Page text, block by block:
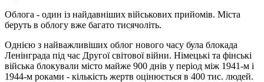
Облога - один із найдавніших військових прийомів. Міста
беруть в облогу вже багато тисячоліть.
Однією з найважливіших облог нового часу була блокада
Ленінграда під час Другої світової війни. Німецькі та фінські
війська блокували місто майже 900 днів у період між 1941-м і
1944-м роками - кількість жертв оцінюється в 400 тис. людей.